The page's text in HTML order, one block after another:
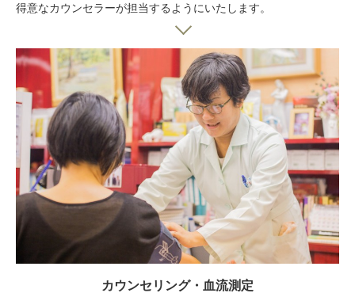
得意なカウンセラーが担当するようにいたします。
カウンセリング・血流測定